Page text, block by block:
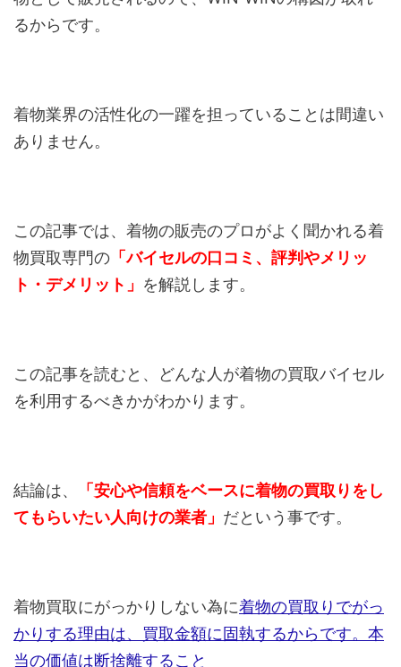
るからです。
着物業界の活性化の一躍を担っていることは間違い
ありません。
この記事では、着物の販売のプロがよく聞かれる着
物買取専門の 「バイセルの口コミ、評判やメリッ
ト・デメリット」 を解説します。
この記事を読むと、どんな人が着物の買取バイセル
を利用するべきかがわかります。
結論は、
「安心や信頼をベースに着物の買取りをし
てもらいたい人向けの業者」 だという事です。
着物買取にがっかりしない為に着物の買取りでがっ
かりする理由は、買取金額に固執するからです。本
当の価値は断捨離すること